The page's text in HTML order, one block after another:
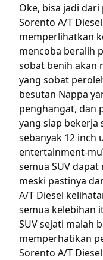
Oke, bisa jadi
Sorento A/T
memperlihatkan
mencoba beralih
sobat benih akan
yang sobat
besutan Nappa
penghangat, dan
yang siap bekerja
sebanyak 12 inch
entertainment-
semua SUV
meski pastinya
A/T Diesel
semua kelebihan
SUV sejati malah
memperhatikan
Sorento A/T